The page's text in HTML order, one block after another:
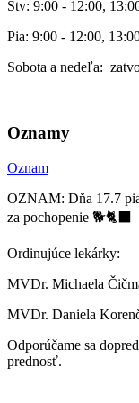
Štv: 9:00 - 12:00,
Pia: 9:00 - 12:00,
Sobota a nedeľa:
Oznamy
Oznam
OZNAM: Dňa 17.7
za pochopenie 🐕🐈‍⬛
Ordinujúce lekárky:
MVDr. Michaela
MVDr. Daniela
Odporúčame sa
prednosť.